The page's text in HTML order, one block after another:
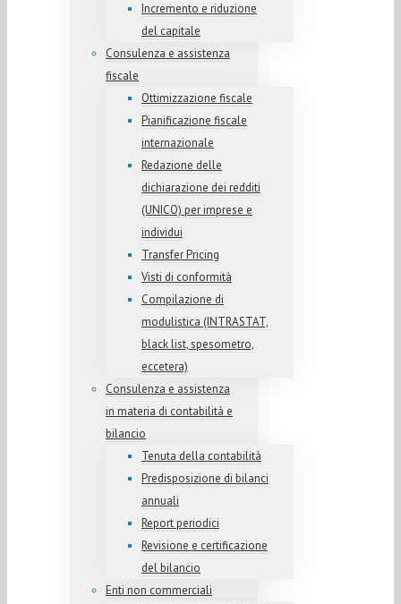
Incremento e riduzione
del capitale
Consulenza e assistenza
fiscale
Ottimizzazione fiscale
Pianificazione fiscale
internazionale
Redazione delle
dichiarazione dei redditi
(UNICO) per imprese e
individui
Transfer Pricing
Visti di conformità
Compilazione di
modulistica (INTRASTAT,
black list, spesometro,
eccetera)
Consulenza e assistenza
in materia di contabilità e
bilancio
Tenuta della contabilità
Predisposizione di bilanci
annuali
Report periodici
Revisione e certificazione
del bilancio
Enti non commerciali